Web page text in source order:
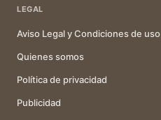
LEGAL
Aviso Legal y Condiciones de uso
Quienes somos
Política de privacidad
Publicidad